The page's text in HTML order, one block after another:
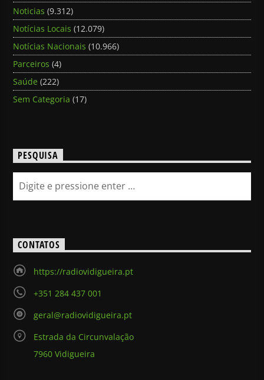
Noticias (9.312)
Notícias Locais (12.079)
Notícias Nacionais (10.966)
Parceiros (4)
Saúde (222)
Sem Categoria (17)
PESQUISA
CONTATOS
https://radiovidigueira.pt
+351 284 437 001
geral@radiovidigueira.pt
Estrada da Circunvalação
7960 Vidigueira